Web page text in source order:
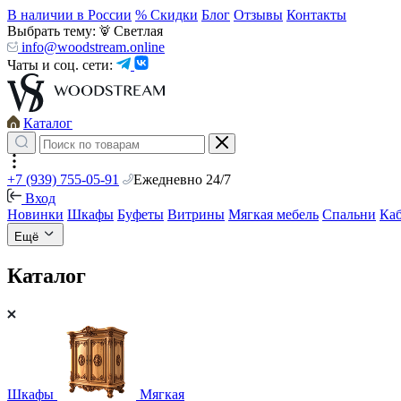
В наличии в России % Скидки Блог Отзывы Контакты
Выбрать тему:
Светлая
info@woodstream.online
Чаты и соц. сети:
Каталог
+7 (939) 755-05-91
Ежедневно 24/7
Вход
Новинки Шкафы Буфеты Витрины Мягкая мебель Спальни
Ещё
Каталог
Шкафы Мягкая